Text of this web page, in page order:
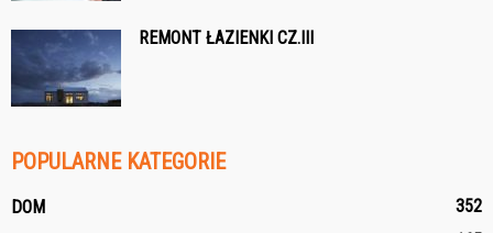
REMONT ŁAZIENKI CZ.III
POPULARNE KATEGORIE
DOM
352